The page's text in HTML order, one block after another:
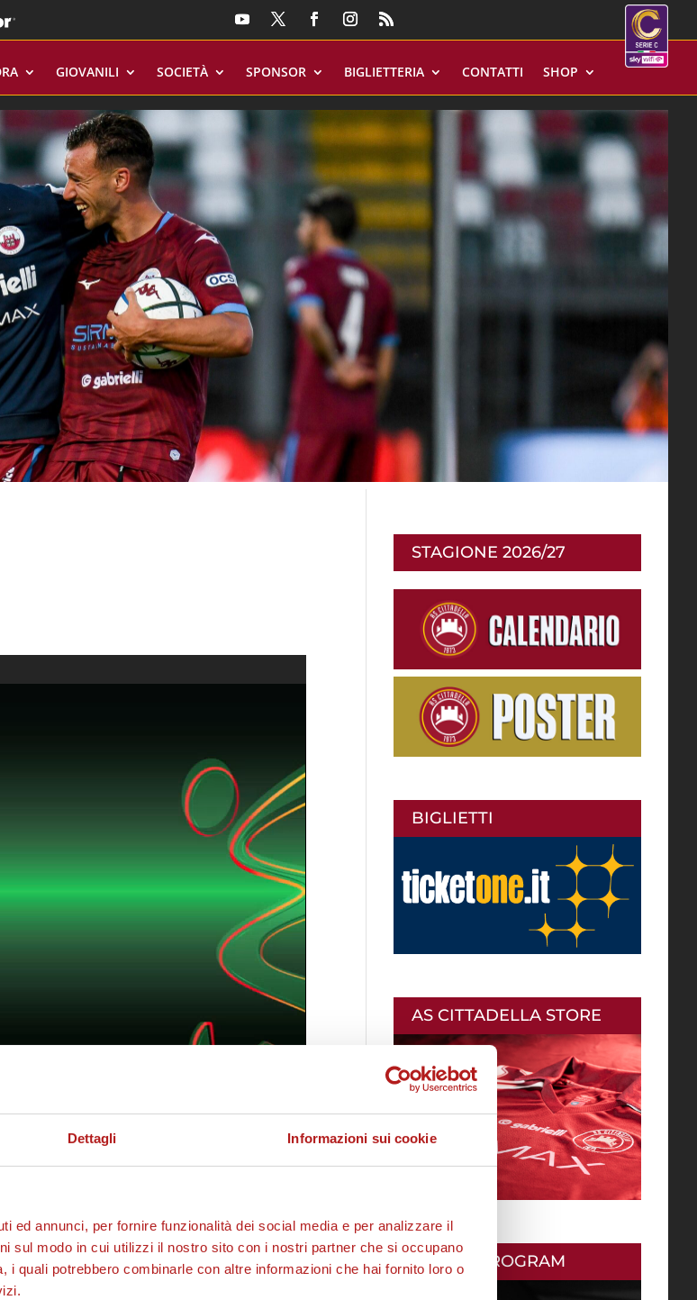
Dettagli Informazioni sui cookie
ed annunci, per fornire funzionalità dei social media e per analizzare il
sul modo in cui utilizzi il nostro sito con i nostri partner che si occupano
i quali potrebbero combinarle con altre informazioni che hai fornito loro o
GIOVANILI SOCIETÀ SPONSOR BIGLIETTERIA CONTATTI SHOP
STAGIONE 2026/27
BIGLIETTI
AS CITTADELLA STORE
MATCH PROGRAM